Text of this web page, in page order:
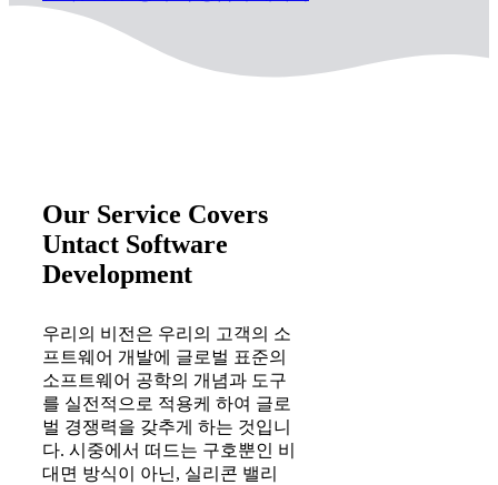
Our Service Covers
Untact Software
Development
우리의 비전은 우리의 고객의 소
프트웨어 개발에 글로벌 표준의
소프트웨어 공학의 개념과 도구
를 실전적으로 적용케 하여 글로
벌 경쟁력을 갖추게 하는 것입니
다. 시중에서 떠드는 구호뿐인 비
대면 방식이 아닌, 실리콘 밸리